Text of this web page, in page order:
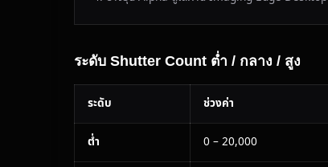
ระดับ Shutter Count ต่ำ / กลาง / สูง
ระดับ ช่วงค่า
ต่ำ 0 – 20,000